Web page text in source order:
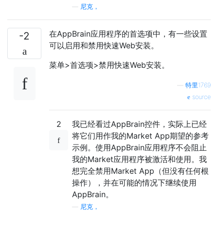
尼克，
-2
在AppBrain应用程序的首选项中，有一些设置
可以启用和禁用快速Web安装。
菜单>首选项>禁用快速Web安装。
特里1769
source
2
我已经看过AppBrain控件，实际上已经
将它们用作我的Market App期望的参考
示例。使用AppBrain应用程序不会阻止
我的Market应用程序被激活和使用。我
想完全禁用Market App（但没有任何根
操作），并在可能的情况下继续使用
AppBrain。
尼克，